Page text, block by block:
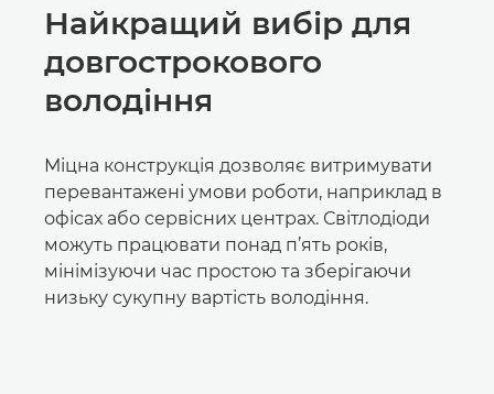
Найкращий вибір для
довгострокового
володіння
Міцна конструкція дозволяє витримувати
перевантажені умови роботи, наприклад в
офісах або сервісних центрах. Світлодіоди
можуть працювати понад п’ять років,
мінімізуючи час простою та зберігаючи
низьку сукупну вартість володіння.